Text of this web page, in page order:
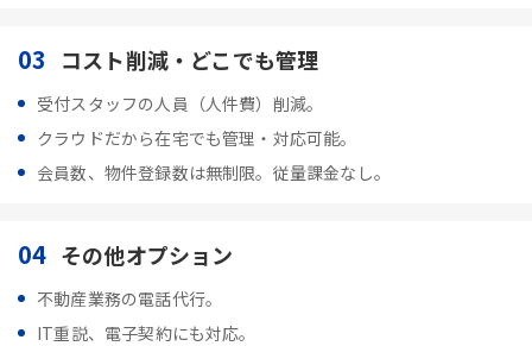
03 コスト削減・どこでも管理
受付スタッフの人員（人件費）削減。
クラウドだから在宅でも管理・対応可能。
会員数、物件登録数は無制限。従量課金なし。
04 その他オプション
不動産業務の電話代行。
IT重説、電子契約にも対応。